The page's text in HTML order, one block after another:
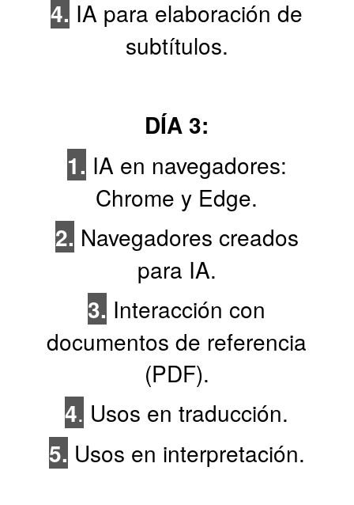
4. IA para elaboración de
subtítulos.
DÍA 3:
1. IA en navegadores:
Chrome y Edge.
2. Navegadores creados
para IA.
3. Interacción con
documentos de referencia
(PDF).
4. Usos en traducción.
5. Usos en interpretación.